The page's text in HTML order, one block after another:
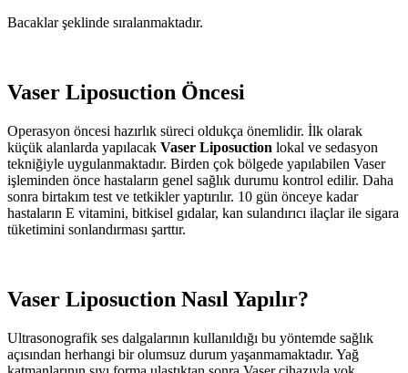
Bacaklar şeklinde sıralanmaktadır.
Vaser Liposuction Öncesi
Operasyon öncesi hazırlık süreci oldukça önemlidir. İlk olarak
küçük alanlarda yapılacak Vaser Liposuction lokal ve sedasyon
tekniğiyle uygulanmaktadır. Birden çok bölgede yapılabilen Vaser
işleminden önce hastaların genel sağlık durumu kontrol edilir. Daha
sonra birtakım test ve tetkikler yaptırılır. 10 gün önceye kadar
hastaların E vitamini, bitkisel gıdalar, kan sulandırıcı ilaçlar ile sigara
tüketimini sonlandırması şarttır.
Vaser Liposuction Nasıl Yapılır?
Ultrasonografik ses dalgalarının kullanıldığı bu yöntemde sağlık
açısından herhangi bir olumsuz durum yaşanmamaktadır. Yağ